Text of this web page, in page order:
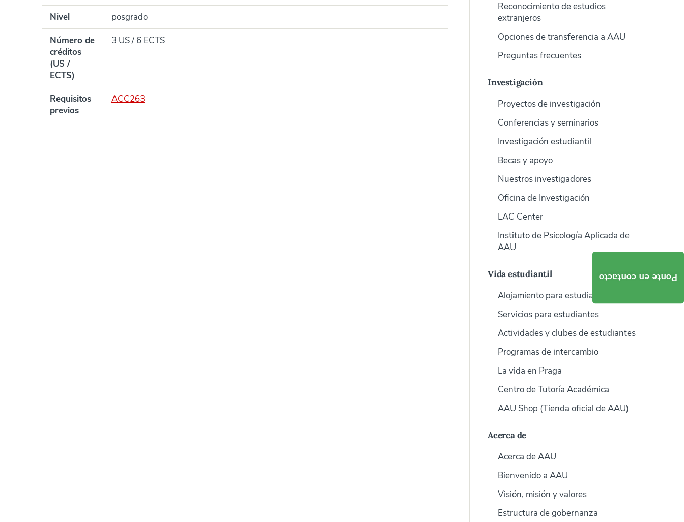
Nivel
posgrado
Número de
créditos
(US /
ECTS)
3 US / 6 ECTS
Requisitos
previos
ACC263
Reconocimiento de estudios
extranjeros
Opciones de transferencia a AAU
Preguntas frecuentes
Investigación
Proyectos de investigación
Conferencias y seminarios
Investigación estudiantil
Becas y apoyo
Nuestros investigadores
Oficina de Investigación
LAC Center
Instituto de Psicología Aplicada de
AAU
Vida estudiantil
Alojamiento para estudiantes
Servicios para estudiantes
Actividades y clubes de estudiantes
Programas de intercambio
La vida en Praga
Centro de Tutoría Académica
AAU Shop (Tienda oficial de AAU)
Acerca de
Acerca de AAU
Bienvenido a AAU
Visión, misión y valores
Estructura de gobernanza
Ponte en contacto